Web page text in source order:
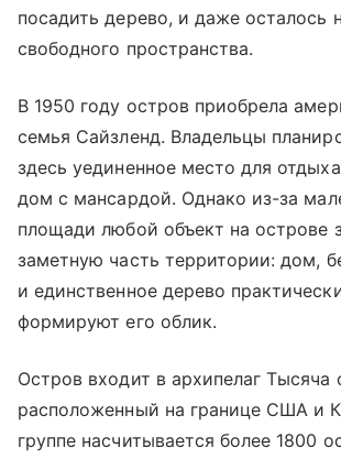
посадить дерево, и даже осталось
свободного пространства.
В 1950 году остров приобрела
семья Сайзленд. Владельцы
здесь уединенное место для
дом с мансардой. Однако из-за
площади любой объект на острове
заметную часть территории: дом,
и единственное дерево
формируют его облик.
Остров входит в архипелаг Тысяча
расположенный на границе США и
группе насчитывается более 1800